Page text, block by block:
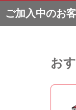
ご加入中のお
お